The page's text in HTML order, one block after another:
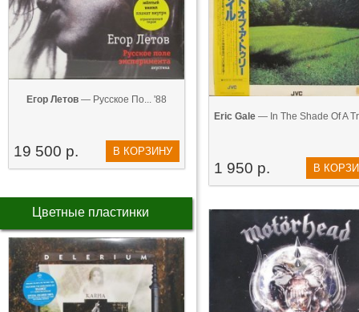
Егор Летов — Русское По... '88
19 500 р. В КОРЗИНУ
Цветные пластинки
Eric Gale— In The Shade Of A
1 950 р. В